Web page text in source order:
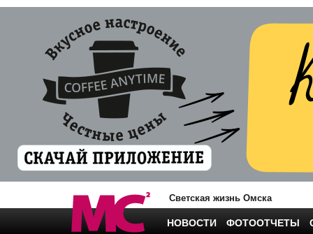
Светская жизнь Омска
НОВОСТИ ФОТООТЧЕТЫ